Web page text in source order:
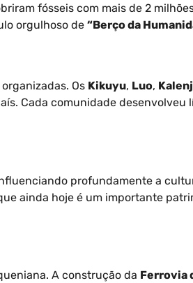
fósseis com mais de 2
orgulhoso de “Berço da
Os Kikuyu, Luo,
Cada comunidade desenvolveu
profundamente a
ainda hoje é um importante
A construção da Ferrovia